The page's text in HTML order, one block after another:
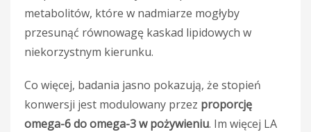
metabolitów, które w nadmiarze mogłyby
przesunąć równowagę kaskad lipidowych w
niekorzystnym kierunku.
Co więcej, badania jasno pokazują, że stopień
konwersji jest modulowany przez proporcję
omega-6 do omega-3 w pożywieniu. Im więcej LA